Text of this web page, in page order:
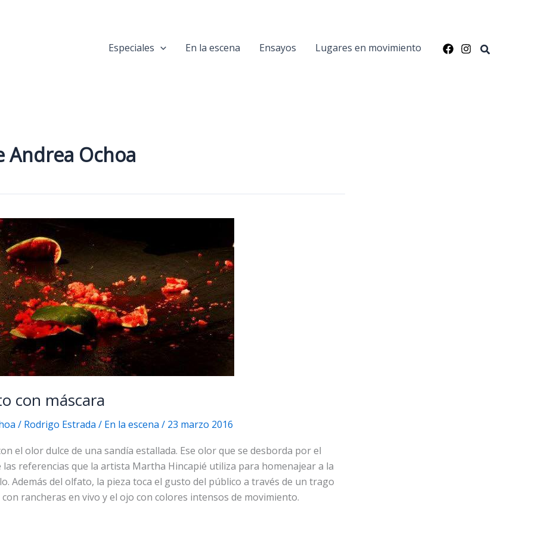
Especiales En la escena Ensayos Lugares en movimiento Buscar
Andrea Ochoa
con máscara
/ Rodrigo Estrada / En la escena / 23 marzo 2016
el olor dulce de una sandía estallada. Ese olor que se desborda por el
las referencias que la artista Martha Hincapié utiliza para homenajear a la
Además del olfato, la pieza toca el gusto del público a través de un trago
rancheras en vivo y el ojo con colores intensos de movimiento.